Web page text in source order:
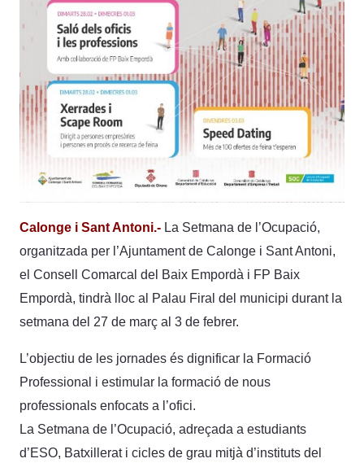
Calonge i Sant Antoni.- La Setmana de l’Ocupació,
organitzada per l’Ajuntament de Calonge i Sant Antoni,
el Consell Comarcal del Baix Empordà i FP Baix
Empordà, tindrà lloc al Palau Firal del municipi durant la
setmana del 27 de març al 3 de febrer.
L’objectiu de les jornades és dignificar la Formació
Professional i estimular la formació de nous
professionals enfocats a l’ofici.
La Setmana de l’Ocupació, adreçada a estudiants
d’ESO, Batxillerat i cicles de grau mitjà d’instituts del